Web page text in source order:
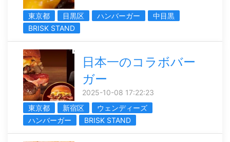
東京都 目黒区 ハンバーガー
中目黒
BRISK STAND
日本一のコラボバー
ガー
2025-10-08 17:22:23
東京都
新宿区
ウェンディーズ
ハンバーガー
BRISK STAND